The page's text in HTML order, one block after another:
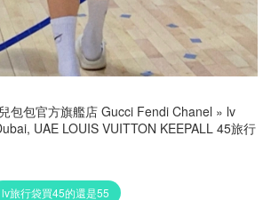
包包官方旗艦店 Gucci Fendi Chanel » lv
UAE LOUIS VUITTON KEEPALL 45旅行
lv旅行袋買45的還是55